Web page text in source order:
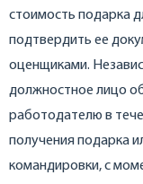
стоимость подарка
подтвердить ее
оценщиками.
должностное лицо
работодателю в
получения подарка
командировки, с